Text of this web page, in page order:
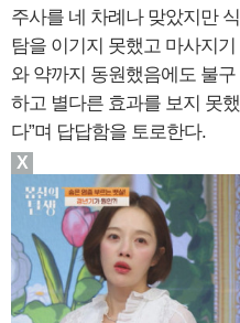
주사를 네 차례나 맞았지만 식
탐을 이기지 못했고 마사지기
와 약까지 동원했음에도 불구
하고 별다른 효과를 보지 못했
다”며 답답함을 토로한다.
X